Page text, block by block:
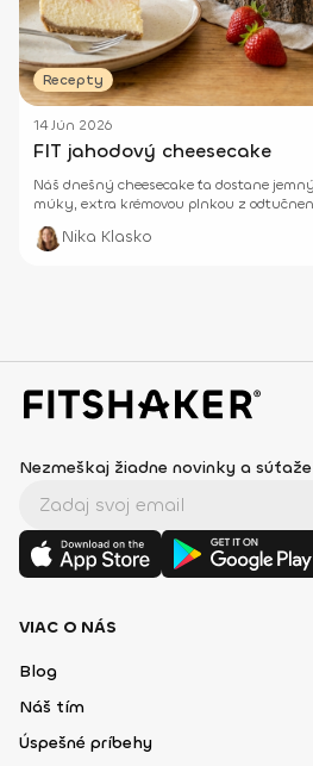
Recepty
14 Jún 2026
FIT jahodový cheesecake
Náš dnešný cheesecake ťa dostane
múky, extra krémovou plnkou z
domácou jahodovou polevou.
Nika Klasko
Nezmeškaj žiadne novinky a súťaže
VIAC O NÁS
Blog
Náš tím
Úspešné príbehy